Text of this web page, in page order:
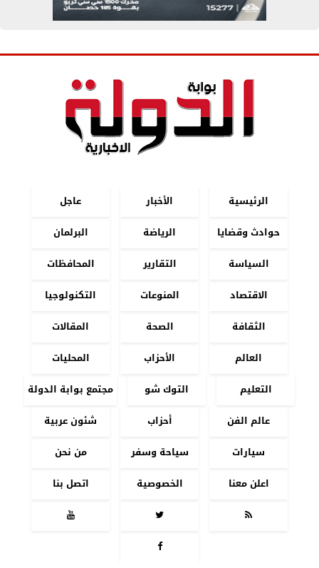
الرئيسية الأخبار
عاجل
حوادث وقضايا
الرياضة
البرلمان
السياسة
التقارير
المحافظات
الاقتصاد
المنوعات
التكنولوجيا
الثقافة
الصحة
المقالات
العالم
الأحزاب
المحليات
التعليم
التوك شو
مجتمع بوابة الدولة
عالم الفن
أحزاب
شئون عربية
سيارات
سياحة وسفر
من نحن
اعلن معنا
الخصوصية
اتصل بنا



